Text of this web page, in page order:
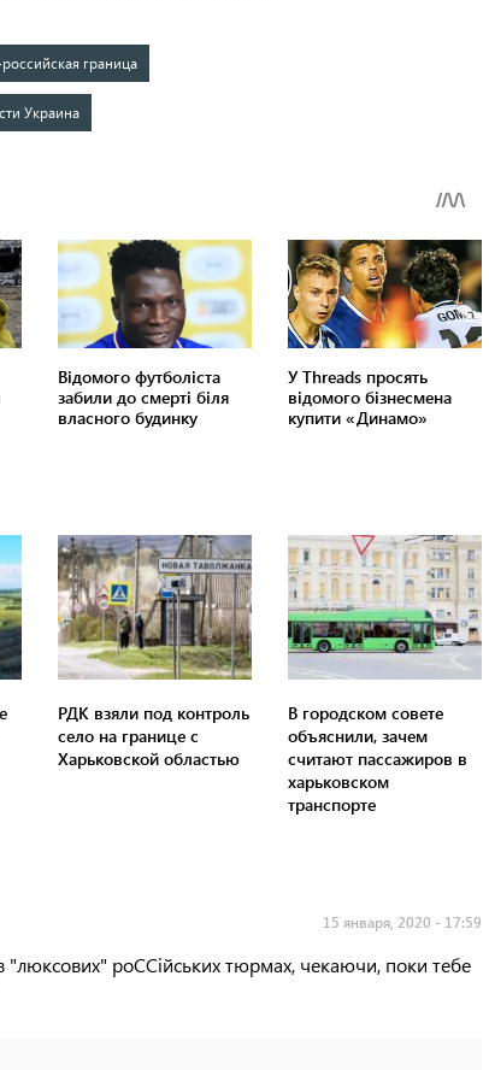
граница
Украина
РДК взяли под контроль
село на границе с
Харьковской областью
В городском совете
объяснили, зачем
считают пассажиров в
харьковском
транспорте
15 января, 2020 - 17:59
"люксових" роССійських тюрмах, чекаючи, поки тебе